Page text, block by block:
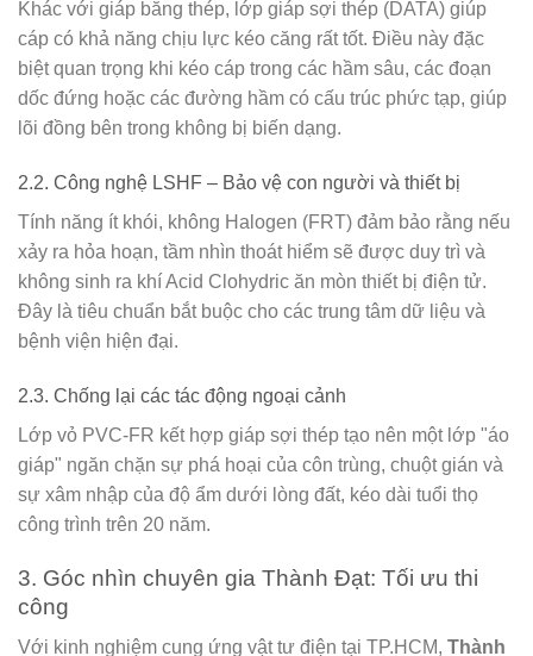
Khác với giáp băng thép, lớp giáp sợi thép (DATA) giúp
cáp có khả năng chịu lực kéo căng rất tốt. Điều này đặc
biệt quan trọng khi kéo cáp trong các hầm sâu, các đoạn
dốc đứng hoặc các đường hầm có cấu trúc phức tạp, giúp
lõi đồng bên trong không bị biến dạng.
2.2. Công nghệ LSHF – Bảo vệ con người và thiết bị
Tính năng ít khói, không Halogen (FRT) đảm bảo rằng nếu
xảy ra hỏa hoạn, tầm nhìn thoát hiểm sẽ được duy trì và
không sinh ra khí Acid Clohydric ăn mòn thiết bị điện tử.
Đây là tiêu chuẩn bắt buộc cho các trung tâm dữ liệu và
bệnh viện hiện đại.
2.3. Chống lại các tác động ngoại cảnh
Lớp vỏ PVC-FR kết hợp giáp sợi thép tạo nên một lớp "áo
giáp" ngăn chặn sự phá hoại của côn trùng, chuột gián và
sự xâm nhập của độ ẩm dưới lòng đất, kéo dài tuổi thọ
công trình trên 20 năm.
3. Góc nhìn chuyên gia Thành Đạt: Tối ưu thi
công
Với kinh nghiệm cung ứng vật tư điện tại TP.HCM, Thành